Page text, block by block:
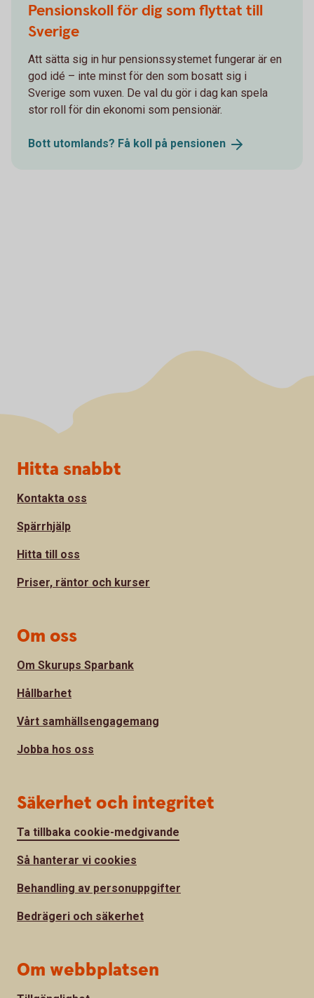
Pensionskoll för dig som flyttat till
Sverige
Att sätta sig in hur pensionssystemet fungerar är en
god idé – inte minst för den som bosatt sig i
Sverige som vuxen. De val du gör i dag kan spela
stor roll för din ekonomi som pensionär.
Bott utomlands? Få koll på pensionen
Sidfot
Hitta snabbt
Kontakta oss
Spärrhjälp
Hitta till oss
Priser, räntor och kurser
Om oss
Om Skurups Sparbank
Hållbarhet
Vårt samhällsengagemang
Jobba hos oss
Säkerhet och integritet
Ta tillbaka cookie-medgivande
Så hanterar vi cookies
Behandling av personuppgifter
Bedrägeri och säkerhet
Om webbplatsen